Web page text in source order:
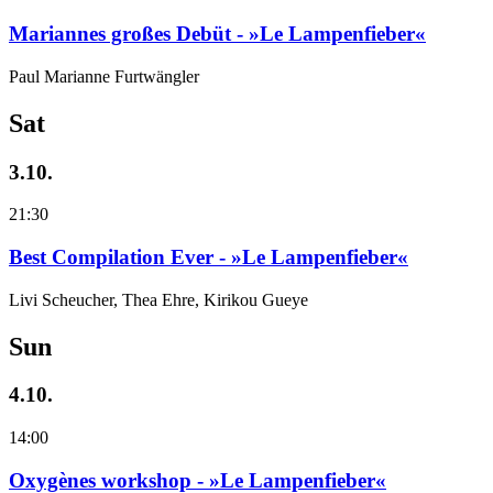
Mariannes großes Debüt - »Le Lampenfieber«
Paul Marianne Furtwängler
Sat
3.10.
21:30
Best Compilation Ever - »Le Lampenfieber«
Livi Scheucher, Thea Ehre, Kirikou Gueye
Sun
4.10.
14:00
Oxygènes workshop - »Le Lampenfieber«